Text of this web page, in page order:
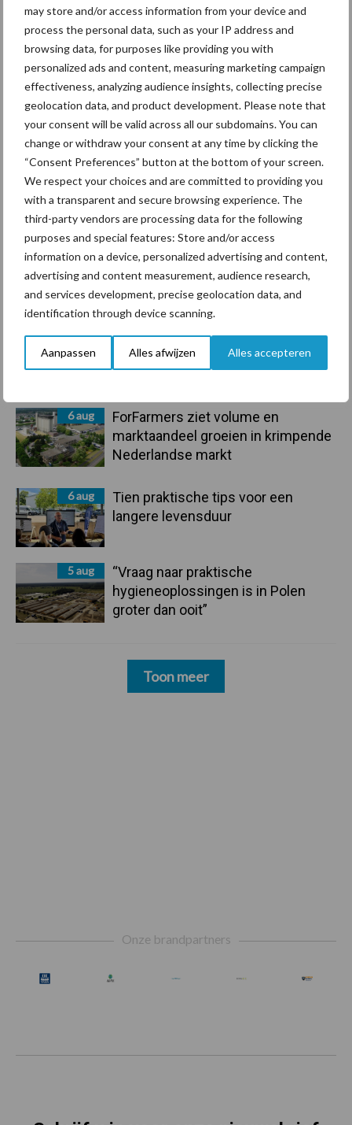
may store and/or access information from your device and
process the personal data, such as your IP address and
browsing data, for purposes like providing you with
personalized ads and content, measuring marketing campaign
effectiveness, analyzing audience insights, collecting precise
geolocation data, and product development. Please note that
your consent will be valid across all our subdomains. You can
change or withdraw your consent at any time by clicking the
“Consent Preferences” button at the bottom of your screen.
We respect your choices and are committed to providing you
with a transparent and secure browsing experience. The
third-party vendors are processing data for the following
purposes and special features: Store and/or access
information on a device, personalized advertising and content,
advertising and content measurement, audience research,
and services development, precise geolocation data, and
identification through device scanning.
Aanpassen Alles afwijzen Alles accepteren
Primaire
Sidebar
Recent nieuws Partner nieuws
7 aug
Grondstoffenmarkt blijft grillig:
droogte en geopolitiek houden
handel in de greep
7 aug
De speenhuid: een vaak
onderschatte risicofactor voor
mastitis
6 aug
ForFarmers ziet volume en
marktaandeel groeien in krimpende
Nederlandse markt
6 aug
Tien praktische tips voor een
langere levensduur
5 aug
“Vraag naar praktische
hygieneoplossingen is in Polen
groter dan ooit”
Toon meer
Beregening Bijproducten
Toon meer
Onze brandpartners